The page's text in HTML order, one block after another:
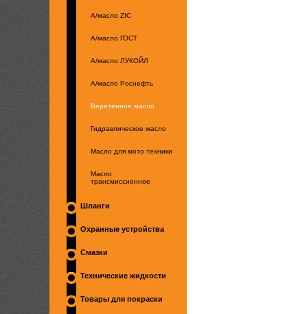
А/масло ZIC
А/масло ГОСТ
А/масло ЛУКОЙЛ
А/масло Роснефть
Веретенное масло
Гидравлическое масло
Масло для мото техники
Масло
трансмиссионное
Шланги
Охранные устройства
Смазки
Технические жидкости
Товары для покраски